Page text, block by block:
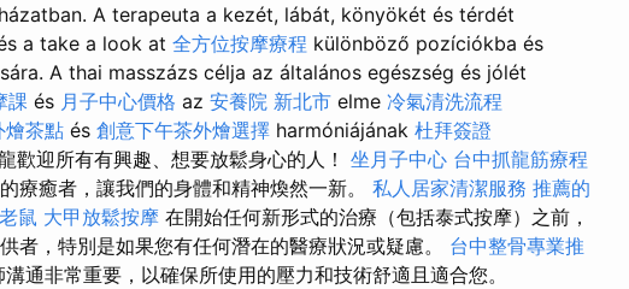
A terapeuta a kezét, lábát, könyökét és térdét
a take a look at 全方位按摩療程 különböző pozíciókba és
A thai masszázs célja az általános egészség és jólét
課 és 月子中心價格 az 安養院 新北市 elme 冷氣清洗流程
燴茶點 és 創意下午茶外燴選擇 harmóniájának 杜拜簽證
迎所有有興趣、想要放鬆身心的人！ 坐月子中心 台中抓龍筋療程
療癒者，讓我們的身體和精神煥然一新。 私人居家清潔服務 推薦的
老鼠 大甲放鬆按摩 在開始任何新形式的治療（包括泰式按摩）之前，
者，特別是如果您有任何潛在的醫療狀況或疑慮。 台中整骨專業推
通非常重要，以確保所使用的壓力和技術舒適且適合您。